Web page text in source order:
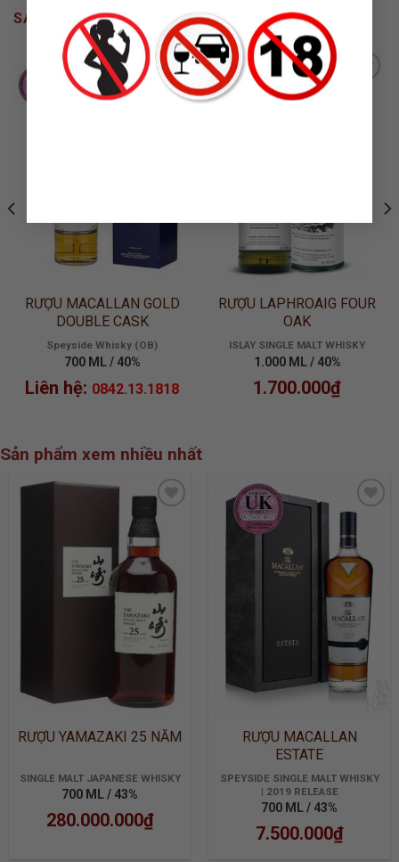
SẢN PHẨM TƯƠNG TỰ
RƯỢU MACALLAN GOLD
DOUBLE CASK
Speyside Whisky (OB)
700 ML / 40%
Liên hệ: 0842.13.1818
RƯỢU LAPHROAIG FOUR
OAK
ISLAY SINGLE MALT WHISKY
1.000 ML / 40%
1.700.000₫
Sản phẩm xem nhiều nhất
ADD TO
WISHLIST
RƯỢU YAMAZAKI 25 NĂM
SINGLE MALT JAPANESE WHISKY
700 ML / 43%
280.000.000₫
ADD TO
WISHLIST
RƯỢU MACALLAN
ESTATE
SPEYSIDE SINGLE MALT WHISKY
| 2019 RELEASE
700 ML / 43%
7.500.000₫